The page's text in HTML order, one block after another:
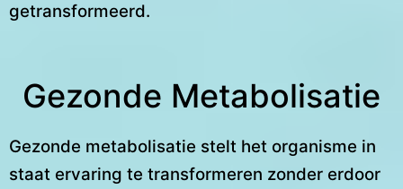
getransformeerd.
Gezonde Metabolisatie
Gezonde metabolisatie stelt het organisme in
staat ervaring te transformeren zonder erdoor